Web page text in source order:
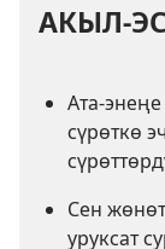
АКЫЛ-
Ата-
сүрөткө
Сен
уруксат